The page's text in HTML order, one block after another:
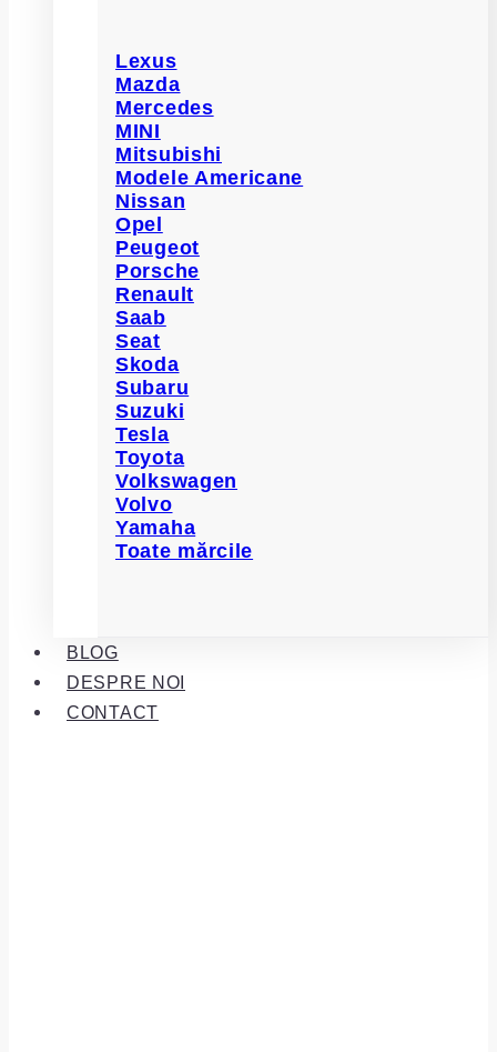
Lexus
Mazda
Mercedes
MINI
Mitsubishi
Modele Americane
Nissan
Opel
Peugeot
Porsche
Renault
Saab
Seat
Skoda
Subaru
Suzuki
Tesla
Toyota
Volkswagen
Volvo
Yamaha
Toate mărcile
BLOG
DESPRE NOI
CONTACT